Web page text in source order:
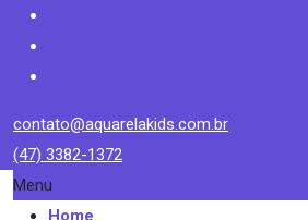
contato@aquarelakids.com.br
(47) 3382-1372
Menu
Home